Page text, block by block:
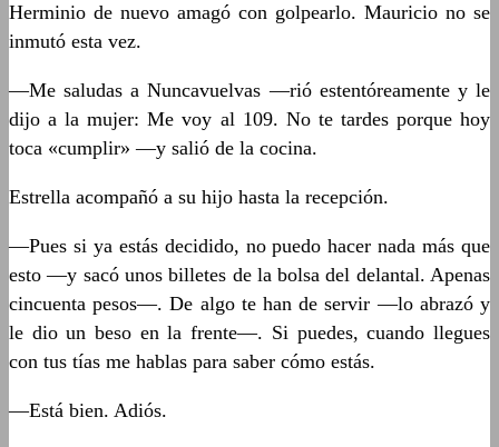
Herminio de nuevo amagó con golpearlo. Mauricio no se
inmutó esta vez.
—Me saludas a Nuncavuelvas —rió estentóreamente y le
dijo a la mujer: Me voy al 109. No te tardes porque hoy
toca «cumplir» —y salió de la cocina.
Estrella acompañó a su hijo hasta la recepción.
—Pues si ya estás decidido, no puedo hacer nada más que
esto —y sacó unos billetes de la bolsa del delantal. Apenas
cincuenta pesos—. De algo te han de servir —lo abrazó y
le dio un beso en la frente—. Si puedes, cuando llegues
con tus tías me hablas para saber cómo estás.
—Está bien. Adiós.